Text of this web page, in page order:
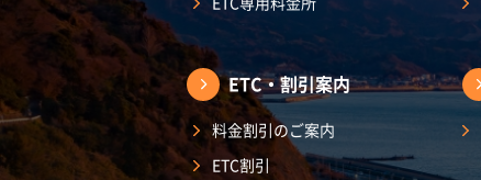
ETC・割引案内
料金割引のご案内
ETC割引